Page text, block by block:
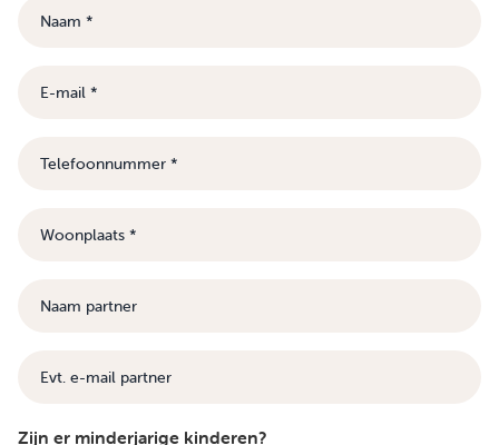
Zijn er minderjarige kinderen?